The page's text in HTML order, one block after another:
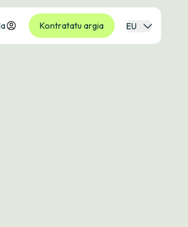
Kontratatu argia EU